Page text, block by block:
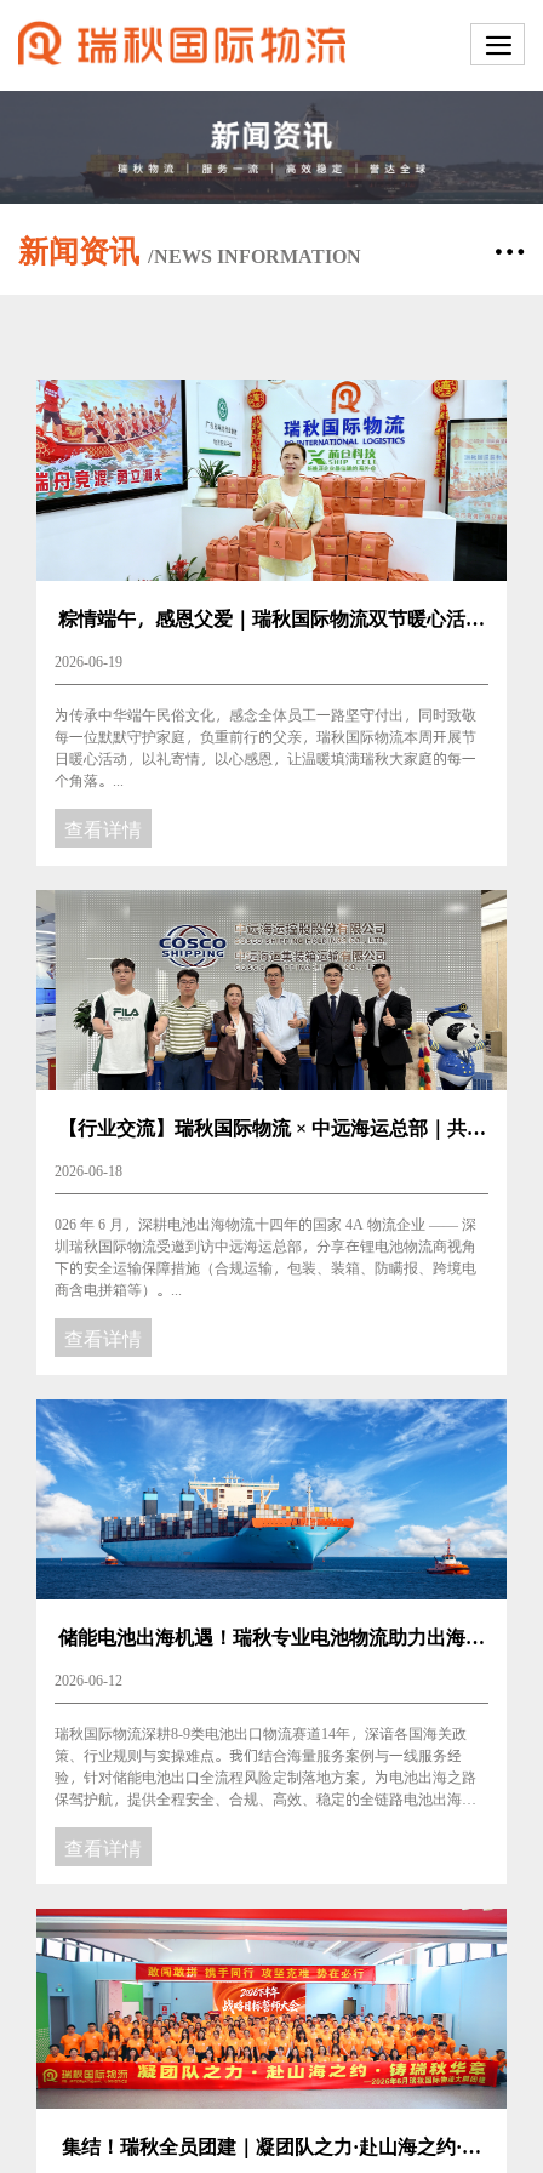
新闻资讯 /NEWSINFORMATION
粽情端午，感恩父爱｜瑞秋国际物流双节暖心活动
2026-06-19
为传承中华端午民俗文化，感念全体员工一路坚守付出，同时致敬
每一位默默守护家庭，负重前行的父亲，瑞秋国际物流本周开展节
日暖心活动，以礼寄情，以心感恩，让温暖填满瑞秋大家庭的每一
个角落。...
查看详情
【行业交流】瑞秋国际物流 × 中远海运总部｜共筑
2026-06-18
026 年 6 月，深耕电池出海物流十四年的国家 4A 物流企业 —— 深
圳瑞秋国际物流受邀到访中远海运总部，分享在锂电池物流商视角
下的安全运输保障措施（合规运输，包装、装箱、防瞒报、跨境电
商含电拼箱等）。...
查看详情
储能电池出海机遇！瑞秋专业电池物流助力出海之
2026-06-12
瑞秋国际物流深耕8-9类电池出口物流赛道14年，深谙各国海关政
策、行业规则与实操难点。我们结合海量服务案例与一线服务经
验，针对储能电池出口全流程风险定制落地方案，为电池出海之路
保驾护航，提供全程安全、合规、高效、稳定的全链路电池出海综
查看详情
集结！瑞秋全员团建｜凝团队之力·赴山海之约·铸